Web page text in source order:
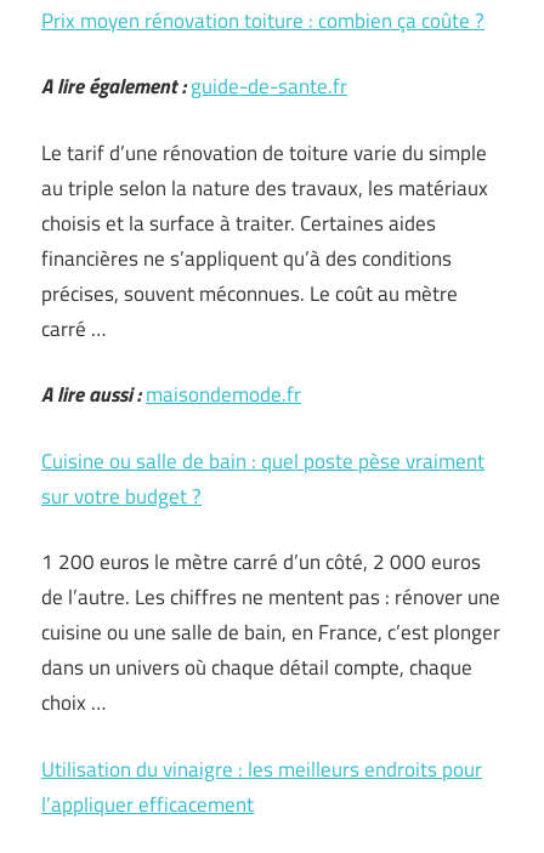
Prix moyen rénovation toiture : combien ça coûte ?
A lire également :guide-de-sante.fr
Le tarif d’une rénovation de toiture varie du simple
au triple selon la nature des travaux, les matériaux
choisis et la surface à traiter. Certaines aides
financières ne s’appliquent qu’à des conditions
précises, souvent méconnues. Le coût au mètre
carré …
A lire aussi :maisondemode.fr
Cuisine ou salle de bain : quel poste pèse vraiment
sur votre budget ?
1 200 euros le mètre carré d’un côté, 2 000 euros
de l’autre. Les chiffres ne mentent pas : rénover une
cuisine ou une salle de bain, en France, c’est plonger
dans un univers où chaque détail compte, chaque
choix …
Utilisation du vinaigre : les meilleurs endroits pour
l’appliquer efficacement